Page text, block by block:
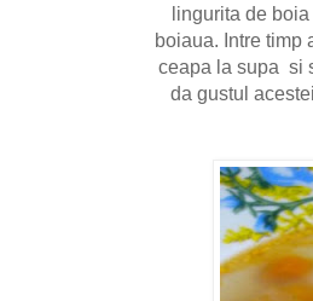
lingurita de
boiaua. Intre timp
ceapa la supa si
da gustul